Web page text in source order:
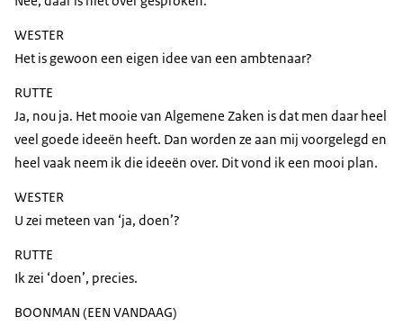
WESTER
Het is gewoon een eigen idee van een ambtenaar?
RUTTE
Ja, nou ja. Het mooie van Algemene Zaken is dat men daar heel
veel goede ideeën heeft. Dan worden ze aan mij voorgelegd en
heel vaak neem ik die ideeën over. Dit vond ik een mooi plan.
WESTER
U zei meteen van ‘ja, doen’?
RUTTE
Ik zei ‘doen’, precies.
BOONMAN (EEN VANDAAG)